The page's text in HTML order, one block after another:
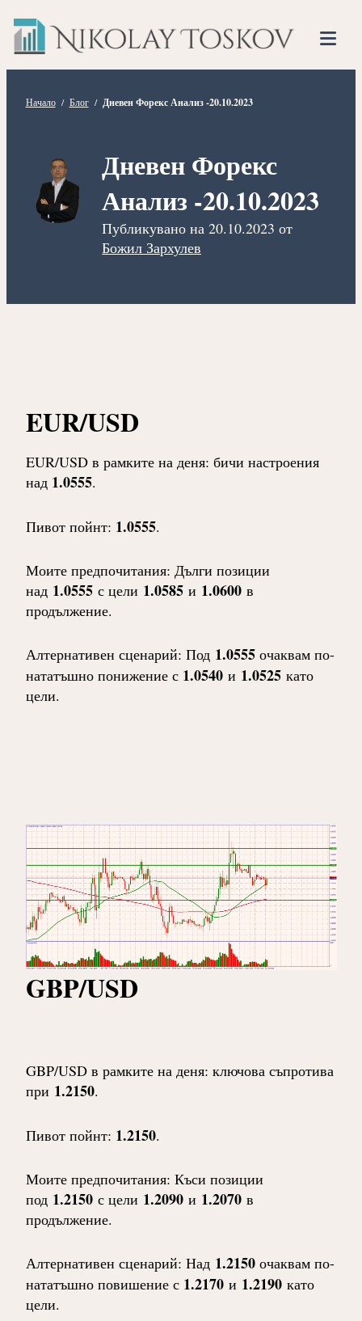
Прескочете
към
съдържанието
Финансов
Начало / Блог / Дневен Форекс Анализ -20.10.2023
Дневен Форекс
Анализ -20.10.2023
Публикувано на 20.10.2023 от
Божил Зархулев
EUR/USD
EUR/USD в рамките на деня: бичи настроения
над 1.0555.
Пивот пойнт: 1.0555.
Моите предпочитания: Дълги позиции
над 1.0555с цели 1.0585и 1.0600в
продължение.
Алтернативен сценарий: Под 1.0555очаквам по-
нататъшно понижение с 1.0540и 1.0525като
цели.
GBP/USD
GBP/USD в рамките на деня: ключова съпротива
при 1.2150.
Пивот пойнт: 1.2150.
Моите предпочитания: Къси позиции
под 1.2150с цели 1.2090и 1.2070в
продължение.
Алтернативен сценарий: Над 1.2150очаквам по-
нататъшно повишение с 1.2170и 1.2190като
цели.